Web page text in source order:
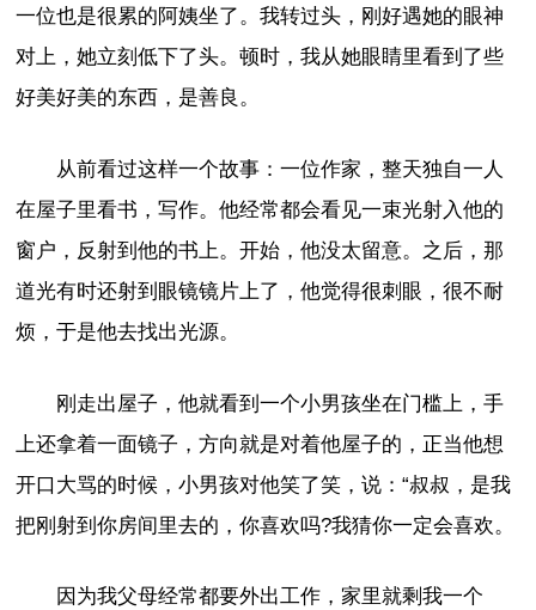
一位也是很累的阿姨坐了。我转过头，刚好遇她的眼神
对上，她立刻低下了头。顿时，我从她眼睛里看到了些
好美好美的东西，是善良。
从前看过这样一个故事：一位作家，整天独自一人
在屋子里看书，写作。他经常都会看见一束光射入他的
窗户，反射到他的书上。开始，他没太留意。之后，那
道光有时还射到眼镜镜片上了，他觉得很刺眼，很不耐
烦，于是他去找出光源。
刚走出屋子，他就看到一个小男孩坐在门槛上，手
上还拿着一面镜子，方向就是对着他屋子的，正当他想
开口大骂的时候，小男孩对他笑了笑，说：“叔叔，是我
把刚射到你房间里去的，你喜欢吗?我猜你一定会喜欢。
因为我父母经常都要外出工作，家里就剩我一个